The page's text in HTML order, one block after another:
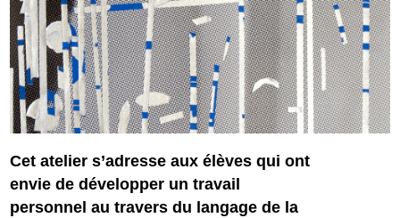
Cet atelier s’adresse aux élèves qui ont
envie de développer un travail
personnel au travers du langage de la